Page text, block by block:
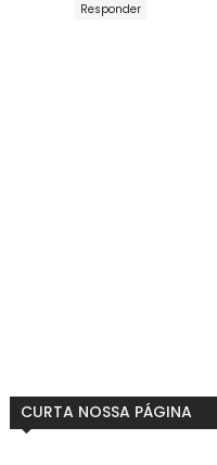
Responder
CURTA NOSSA PÁGINA